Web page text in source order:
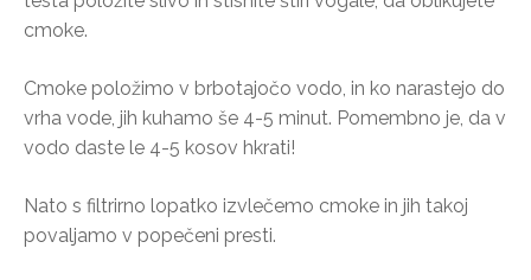
cmoke.
Cmoke položimo v brbotajočo vodo, in ko narastejo do
vrha vode, jih kuhamo še 4-5 minut. Pomembno je, da v
vodo daste le 4-5 kosov hkrati!
Nato s filtrirno lopatko izvlečemo cmoke in jih takoj
povaljamo v popečeni presti.